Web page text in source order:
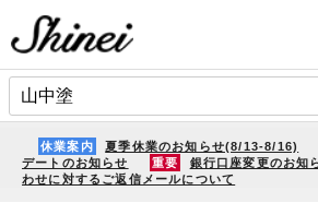
休業案内 夏季休業のお知らせ(8/13-8/16)
デートのお知らせ
重要 銀行口座変更のお知
わせに対するご返信メールについて